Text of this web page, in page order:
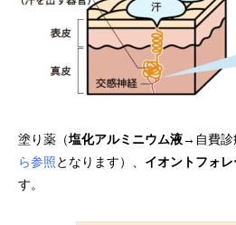
塗り薬（塩化アルミニウム液→自費診
ら参照となります）、 イオントフォレ
す。